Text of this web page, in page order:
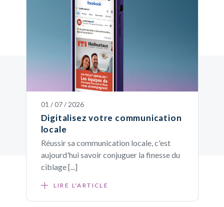
01 / 07 / 2026
Digitalisez votre communication
locale
Réussir sa communication locale, c'est
aujourd'hui savoir conjuguer la finesse du
ciblage [...]
LIRE L'ARTICLE